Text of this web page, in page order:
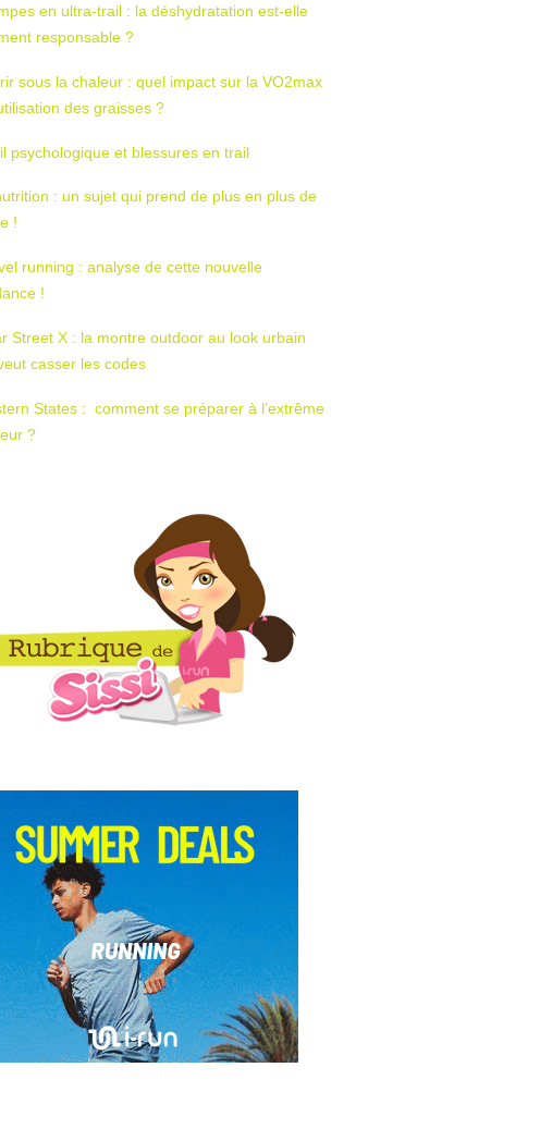
en ultra-trail : la déshydratation est-elle
responsable ?
sous la chaleur : quel impact sur la VO2max
des graisses ?
psychologique et blessures en trail
: un sujet qui prend de plus en plus de
!
running : analyse de cette nouvelle
!
Street X : la montre outdoor au look urbain
casser les codes
States : comment se préparer à l’extrême
?